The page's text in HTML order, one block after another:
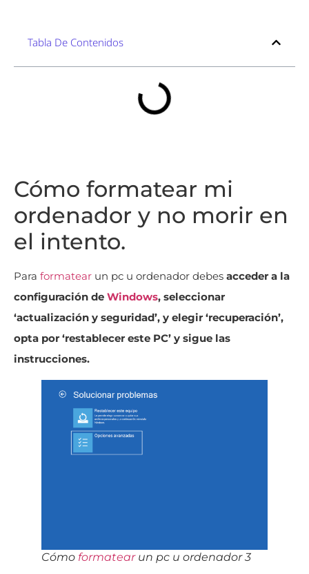
Tabla De Contenidos
Cómo formatear mi
ordenador y no morir en
el intento.
Para formatear un pc u ordenador debes acceder a la
configuración de Windows, seleccionar
‘actualización y seguridad’, y elegir ‘recuperación’,
opta por ‘restablecer este PC’ y sigue las
instrucciones.
Cómo formatearun pc u ordenador 3